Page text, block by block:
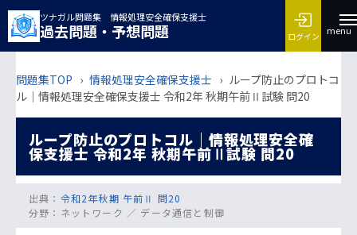
ツナガル問題集 情報処理安全確保支援士
過去問題・予想問題 ログイン menu
問題集TOP › 情報処理安全確保支援士 › ループ防止のプロトコ
ル｜情報処理安全確保支援士 令和2年 秋期午前Ⅱ試験 問20
ループ防止のプロトコル｜情報処理安全確
保支援士 令和2年 秋期午前Ⅱ試験 問20
出典： 令和2年秋期 午前Ⅱ 問20
分野： ネットワーク ／ データ通信と制御